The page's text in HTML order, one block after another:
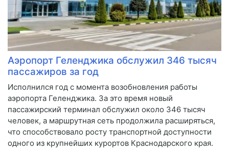
Аэропорт Геленджика обслужил 346 тысяч
пассажиров за год
Исполнился год с момента возобновления работы
аэропорта Геленджика. За это время новый
пассажирский терминал обслужил около 346 тысяч
человек, а маршрутная сеть продолжила расширяться,
что способствовало росту транспортной доступности
одного из крупнейших курортов Краснодарского края.